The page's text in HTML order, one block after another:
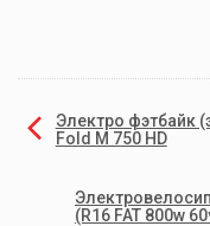
Электро фэтбайк
Fold M 750 HD
(R16 FAT 800w